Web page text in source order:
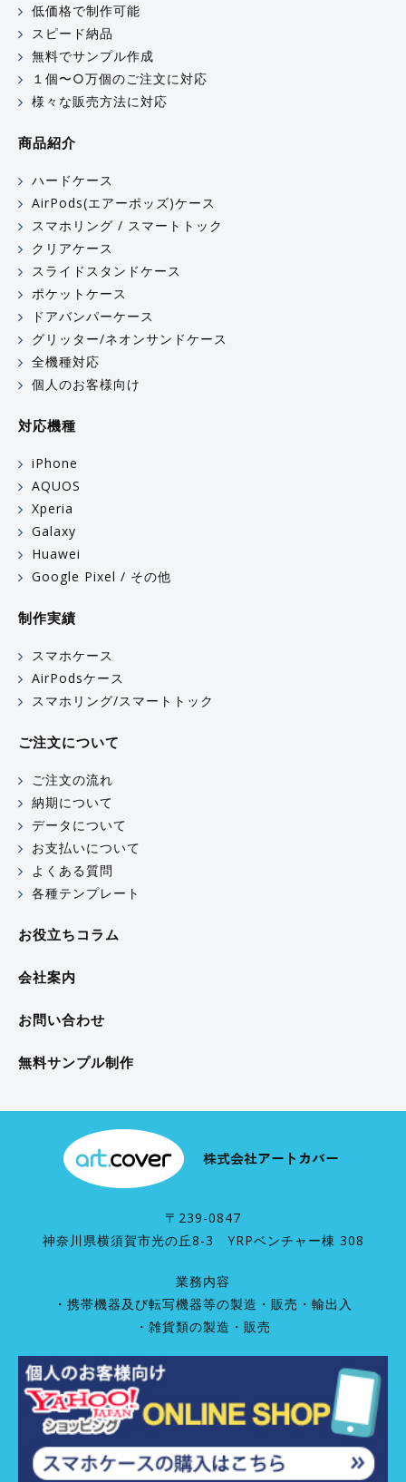
低価格で制作可能
スピード納品
無料でサンプル作成
１個〜○万個のご注文に対応
様々な販売方法に対応
商品紹介
ハードケース
AirPods(エアーポッズ)ケース
スマホリング / スマートトック
クリアケース
スライドスタンドケース
ポケットケース
ドアバンパーケース
グリッター/ネオンサンドケース
全機種対応
個人のお客様向け
対応機種
iPhone
AQUOS
Xperia
Galaxy
Huawei
Google Pixel / その他
制作実績
スマホケース
AirPodsケース
スマホリング/スマートトック
ご注文について
ご注文の流れ
納期について
データについて
お支払いについて
よくある質問
各種テンプレート
お役立ちコラム
会社案内
お問い合わせ
無料サンプル制作
〒239-0847
神奈川県横須賀市光の丘8-3 YRPベンチャー棟 308
業務内容
・携帯機器及び転写機器等の製造・販売・輸出入
・雑貨類の製造・販売